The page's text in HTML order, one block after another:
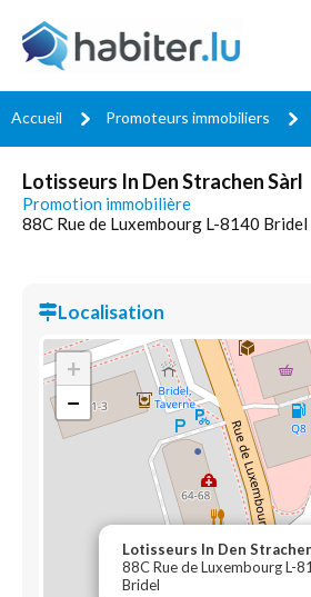
Accueil Promoteurs immobiliers
Lotisseurs In Den Strachen Sàrl
Promotion immobilière
88C Rue de Luxembourg L-8140 Bridel
Localisation
Lotisseurs In Den
88C Rue de Luxembourg L-
Bridel
+
−